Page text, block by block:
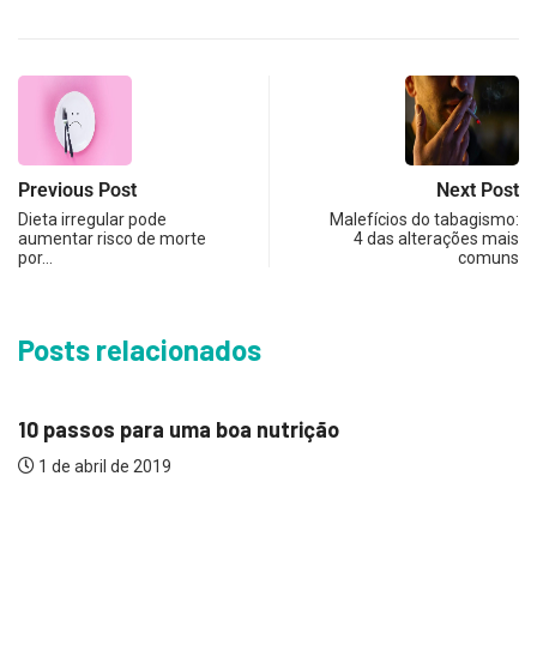
Previous Post
Dieta irregular pode
aumentar risco de morte
por…
Next Post
Malefícios do tabagismo:
4 das alterações mais
comuns
Posts relacionados
10 passos para uma boa nutrição
1 de abril de 2019